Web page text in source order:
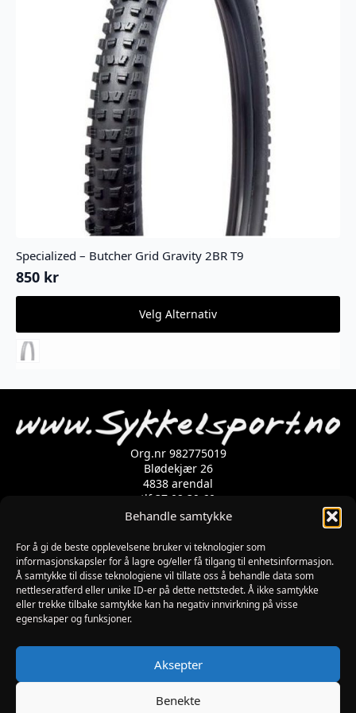
Behandle samtykke
For å gi de beste opplevelsene bruker vi teknologier som
informasjonskapsler for å lagre og/eller få tilgang til enhetsinformasjon.
Å samtykke til disse teknologiene vil tillate oss å behandle data som
nettleseratferd eller unike ID-er på dette nettstedet. Å ikke samtykke
eller trekke tilbake samtykke kan ha negativ innvirkning på visse
egenskaper og funksjoner.
Aksepter
Benekte
Specialized – Butcher Grid Gravity 2BR T9
850 kr
Velg Alternativ
Dette
har
flere
varianter.
kan
på
produktsiden
Org.nr 982775019
Blødekjær 26
4838 arendal
tlf 37 02 39 60
Kontaktskjema
Åpningstider
MANDAG-FREDAG: 09:00-17:00
LØRDAG: 10:00-15:00
SØNDAG: STENGT
PÅSKEAFTEN OG PINSEAFTEN : 10:00-13:00
Informasjon
MIN SIDE
KJØPSBETINGELSER